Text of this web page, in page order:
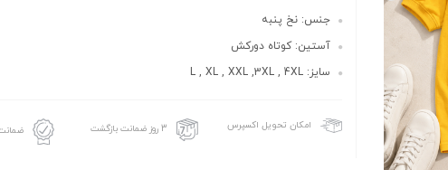
جنس: نخ پنبه
آستین: کوتاه دورکش
سایز: L , XL , XXL ,3XL , 4XL
امکان تحویل اکسپرس 3 روز ضمانت بازگشت